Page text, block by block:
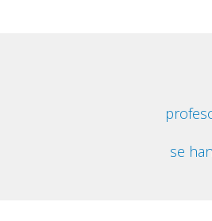
se